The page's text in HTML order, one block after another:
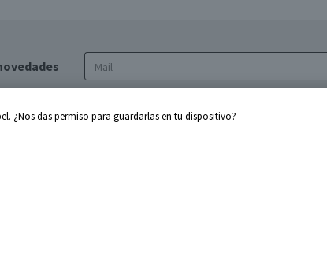
de privacidad y de tratamiento de datos
¿Nos das permiso para guardarlas en tu dispositivo?